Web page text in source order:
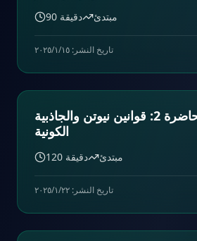
90 دقيقة مبتدئ
تاريخ النشر: ١٥‏/١‏/٢٠٢٥
المحاضرة 2: قوانين نيوتن والجاذبية
الكونية
120 دقيقة مبتدئ
تاريخ النشر: ٢٢‏/١‏/٢٠٢٥